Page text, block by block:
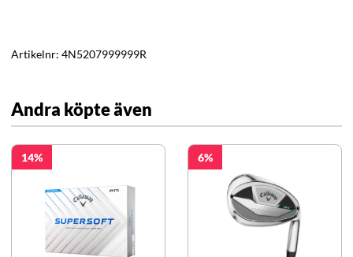
Artikelnr: 4N5207999999R
Andra köpte även
14 6